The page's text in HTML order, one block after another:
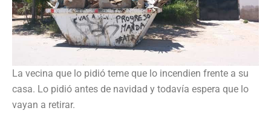
La vecina que lo pidió teme que lo incendien frente a su
casa. Lo pidió antes de navidad y todavía espera que lo
vayan a retirar.